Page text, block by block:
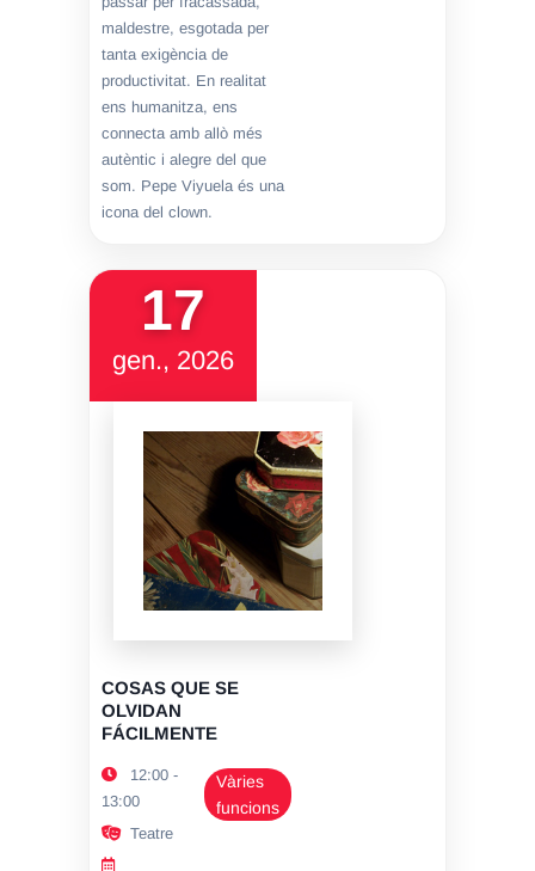
maldestre, esgotada per
tanta exigència de
productivitat. En realitat
ens humanitza, ens
connecta amb allò més
autèntic i alegre del que
som. Pepe Viyuela és una
icona del clown.
17
gen., 2026
COSAS QUE SE
OLVIDAN
FÁCILMENTE
12:00 -
13:00
Teatre
Vàries
funcions